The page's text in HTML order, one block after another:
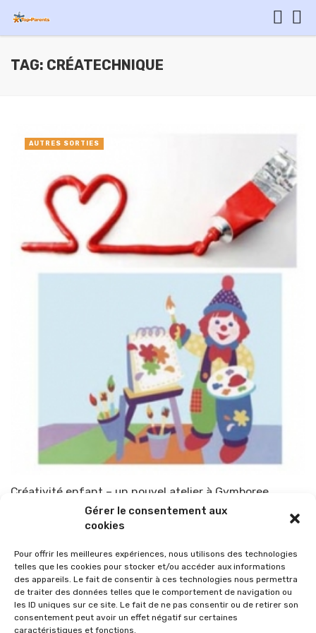
Gérer le consentement aux
cookies
Pour offrir les meilleures expériences, nous utilisons des technologies
telles que les cookies pour stocker et/ou accéder aux informations
des appareils. Le fait de consentir à ces technologies nous permettra
de traiter des données telles que le comportement de navigation ou
les ID uniques sur ce site. Le fait de ne pas consentir ou de retirer son
consentement peut avoir un effet négatif sur certaines
caractéristiques et fonctions.
TAG: CRÉATECHNIQUE
Créativité enfant – un nouvel atelier à Gymboree
TOP-PARENTS 30 septembre 2010
AUTRES SORTIES